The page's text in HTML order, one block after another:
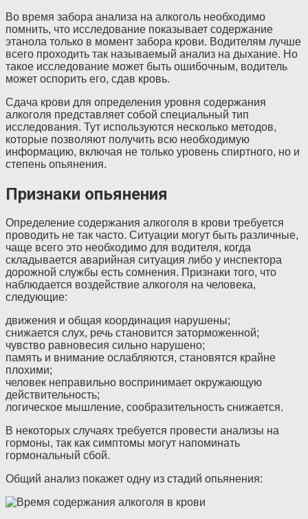
Во время забора анализа на алкоголь необходимо
помнить, что исследование показывает содержание
этанола только в момент забора крови. Водителям лучше
всего проходить так называемый анализ на дыхание. Но
такое исследование может быть ошибочным, водитель
может оспорить его, сдав кровь.
Сдача крови для определения уровня содержания
алкоголя представляет собой специальный тип
исследования. Тут используются несколько методов,
которые позволяют получить всю необходимую
информацию, включая не только уровень спиртного, но и
степень опьянения.
Признаки опьянения
Определение содержания алкоголя в крови требуется
проводить не так часто. Ситуации могут быть различные,
чаще всего это необходимо для водителя, когда
складывается аварийная ситуация либо у инспектора
дорожной службы есть сомнения. Признаки того, что
наблюдается воздействие алкоголя на человека,
следующие:
движения и общая координация нарушены;
снижается слух, речь становится заторможенной;
чувство равновесия сильно нарушено;
память и внимание ослабляются, становятся крайне
плохими;
человек неправильно воспринимает окружающую
действительность;
логическое мышление, сообразительность снижается.
В некоторых случаях требуется провести анализы на
гормоны, так как симптомы могут напоминать
гормональный сбой.
Общий анализ покажет одну из стадий опьянения: